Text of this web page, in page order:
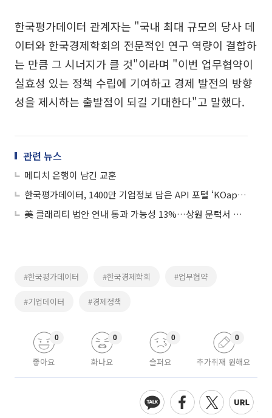
한국평가데이터 관계자는 "국내 최대 규모의 당사 데
이터와 한국경제학회의 전문적인 연구 역량이 결합하
는 만큼 그 시너지가 클 것"이라며 "이번 업무협약이
실효성 있는 정책 수립에 기여하고 경제 발전의 방향
성을 제시하는 출발점이 되길 기대한다"고 말했다.
관련 뉴스
메디치 은행이 남긴 교훈
한국평가데이터, 1400만 기업정보 담은 API 포털 ‘KOapinet’ 출시
美 클래리티 법안 연내 통과 가능성 13%…상원 문턱서 제동
#한국평가데이터 #한국경제학회 #업무협약
#기업데이터 #경제정책
좋아요
0
화나요
0
슬퍼요
0
추가취재 원해요
0